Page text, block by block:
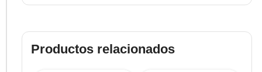
Productos relacionados